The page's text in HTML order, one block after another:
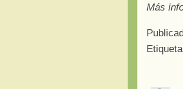
Más